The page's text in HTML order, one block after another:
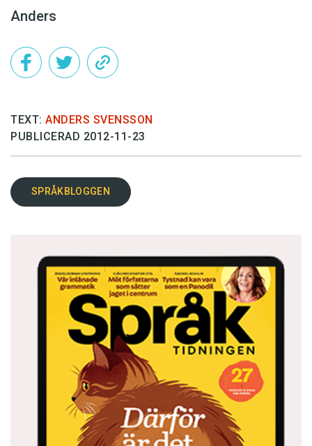
Anders
TEXT: ANDERS SVENSSON
PUBLICERAD 2012-11-23
SPRÅKBLOGGEN